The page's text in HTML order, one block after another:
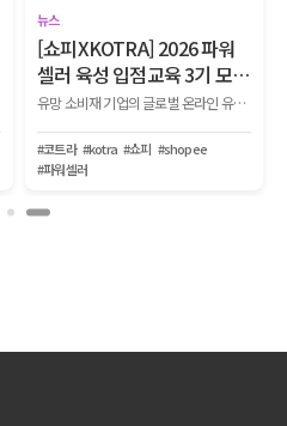
뉴스
[쇼피XKOTRA] 2026 파워
셀러 육성 입점교육 3기 모
집!
유망 소비재 기업의 글로벌 온라인 유통망 입점부터 생존, 파워셀러로 성장하는 전 과정을 지원하는 『2026 KOTRA-쇼피 파워셀러 육성사업 1단계 입점교육 2기』를 모집합니다.
#코트라 #kotra #쇼피 #shopee
#파워셀러